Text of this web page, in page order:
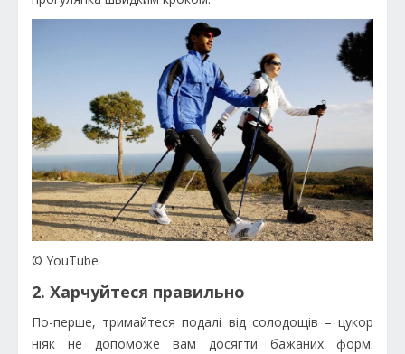
© YouTube
2. Харчуйтеся правильно
По-перше, тримайтеся подалі від солодощів – цукор
ніяк не допоможе вам досягти бажаних форм.